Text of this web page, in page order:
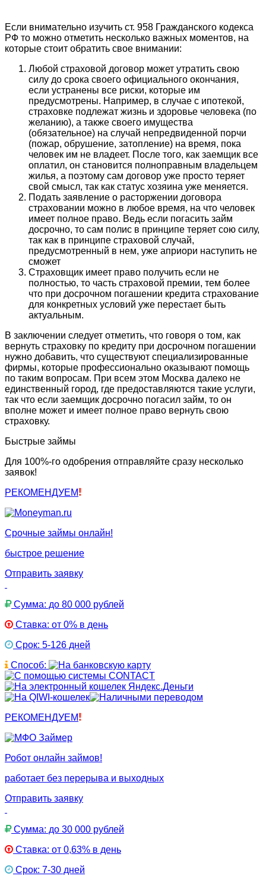
Если внимательно изучить ст. 958 Гражданского кодекса
РФ то можно отметить несколько важных моментов, на
которые стоит обратить свое внимании:
Любой страховой договор может утратить свою
силу до срока своего официального окончания,
если устранены все риски, которые им
предусмотрены. Например, в случае с ипотекой,
страховке подлежат жизнь и здоровье человека (по
желанию), а также своего имущества
(обязательное) на случай непредвиденной порчи
(пожар, обрушение, затопление) на время, пока
человек им не владеет. После того, как заемщик все
оплатил, он становится полноправным владельцем
жилья, а поэтому сам договор уже просто теряет
свой смысл, так как статус хозяина уже меняется.
Подать заявление о расторжении договора
страховании можно в любое время, на что человек
имеет полное право. Ведь если погасить займ
досрочно, то сам полис в принципе теряет сою силу,
так как в принципе страховой случай,
предусмотренный в нем, уже априори наступить не
сможет
Страховщик имеет право получить если не
полностью, то часть страховой премии, тем более
что при досрочном погашении кредита страхование
для конкретных условий уже перестает быть
актуальным.
В заключении следует отметить, что говоря о том, как
вернуть страховку по кредиту при досрочном погашении
нужно добавить, что существуют специализированные
фирмы, которые профессионально оказывают помощь
по таким вопросам. При всем этом Москва далеко не
единственный город, где предоставляются такие услуги,
так что если заемщик досрочно погасил займ, то он
вполне может и имеет полное право вернуть свою
страховку.
Быстрые займы
Для 100%-го одобрения отправляйте сразу несколько
заявок!
РЕКОМЕНДУЕМ
Срочные займы онлайн!
быстрое решение
Отправить заявку
Сумма: до 80 000 рублей
Ставка: от 0% в день
Срок: 5-126 дней
Способ:
РЕКОМЕНДУЕМ
Робот онлайн займов!
работает без перерыва и выходных
Отправить заявку
Сумма: до 30 000 рублей
Ставка: от 0,63% в день
Срок: 7-30 дней